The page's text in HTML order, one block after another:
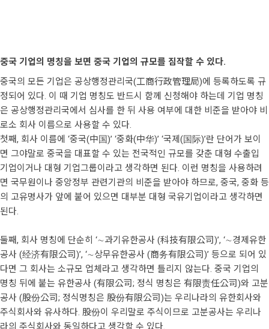
중국 기업의 명칭을 보면 중국 기업의 규모를 짐작할 수 있다.
중국의 모든 기업은 공상행정관리국(工商行政管理局)에 등록하도록 규
정되어 있다. 이 때 기업 명칭도 반드시 함께 신청해야 하는데 기업 명칭
은 공상행정관리국에서 심사를 한 뒤 사용 여부에 대한 비준을 받아야 비
로소 회사 이름으로 사용할 수 있다.
첫째, 회사 이름에 ‘중국(中国)’ ‘중화(中华)’ ‘국제(国际)’란 단어가 보이
면 그야말로 중국을 대표할 수 있는 전국적인 규모를 갖춘 대형 수출입
기업이거나 대형 기업그룹이라고 생각하면 된다. 이런 명칭을 사용하려
면 국무원이나 중앙정부 관련기관의 비준을 받아야 하므로, 중국, 중화 등
의 고유명사가 앞에 붙어 있으면 대부분 대형 국유기업이라고 생각하면
된다.
둘째, 회사 명칭에 단순히 ‘∼과기유한공사 (科技有限公司)’, ‘∼경제유한
공사 (经济有限公司)’, ‘∼상무유한공사 (商务有限公司)’ 등으로 되어 있
다면 그 회사는 소규모 업체라고 생각하면 틀리지 않는다. 중국 기업의
명칭 뒤에 붙는 유한공사 (有限公司; 정식 명칭은 有限责任公司)와 고분
공사 (股份公司; 정식명칭은 股份有限公司)는 우리나라의 유한회사와
주식회사와 유사하다. 股份이 우리말로 주식이므로 고분공사는 우리나